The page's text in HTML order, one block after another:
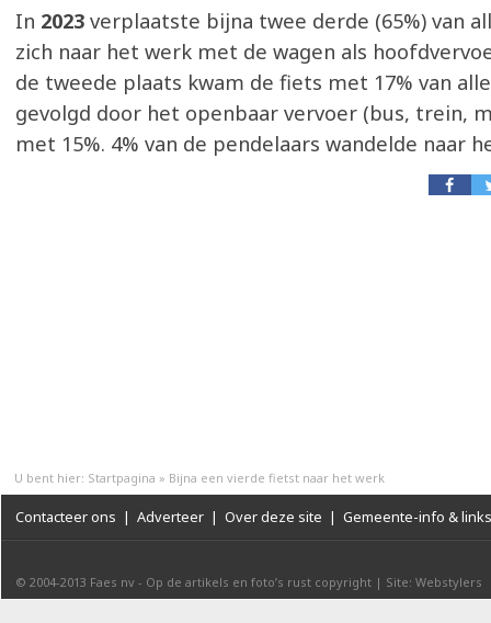
In 2023 verplaatste bijna twee derde (65%) van
zich naar het werk met de wagen als
de tweede plaats kwam de fiets met 17% van
gevolgd door het openbaar vervoer (bus, trein,
met 15%. 4% van de pendelaars wandelde naar
U bent hier: Startpagina » Bijna een vierde fietst naar het werk
Contacteer ons | Adverteer | Over deze site | Gemeente-info & links
© 2004-2013 Faes nv - Op de artikels en foto’s rust copyright | Site: Webstylers